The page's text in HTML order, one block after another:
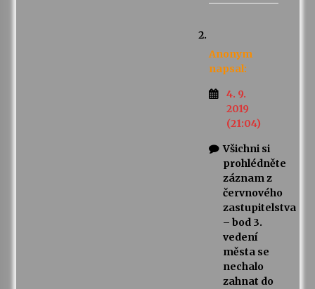
Anonym
napsal:
4. 9.
2019
(21:04)
Všichni si
prohlédněte
záznam z
červnového
zastupitelstva
– bod 3.
vedení
města se
nechalo
zahnat do